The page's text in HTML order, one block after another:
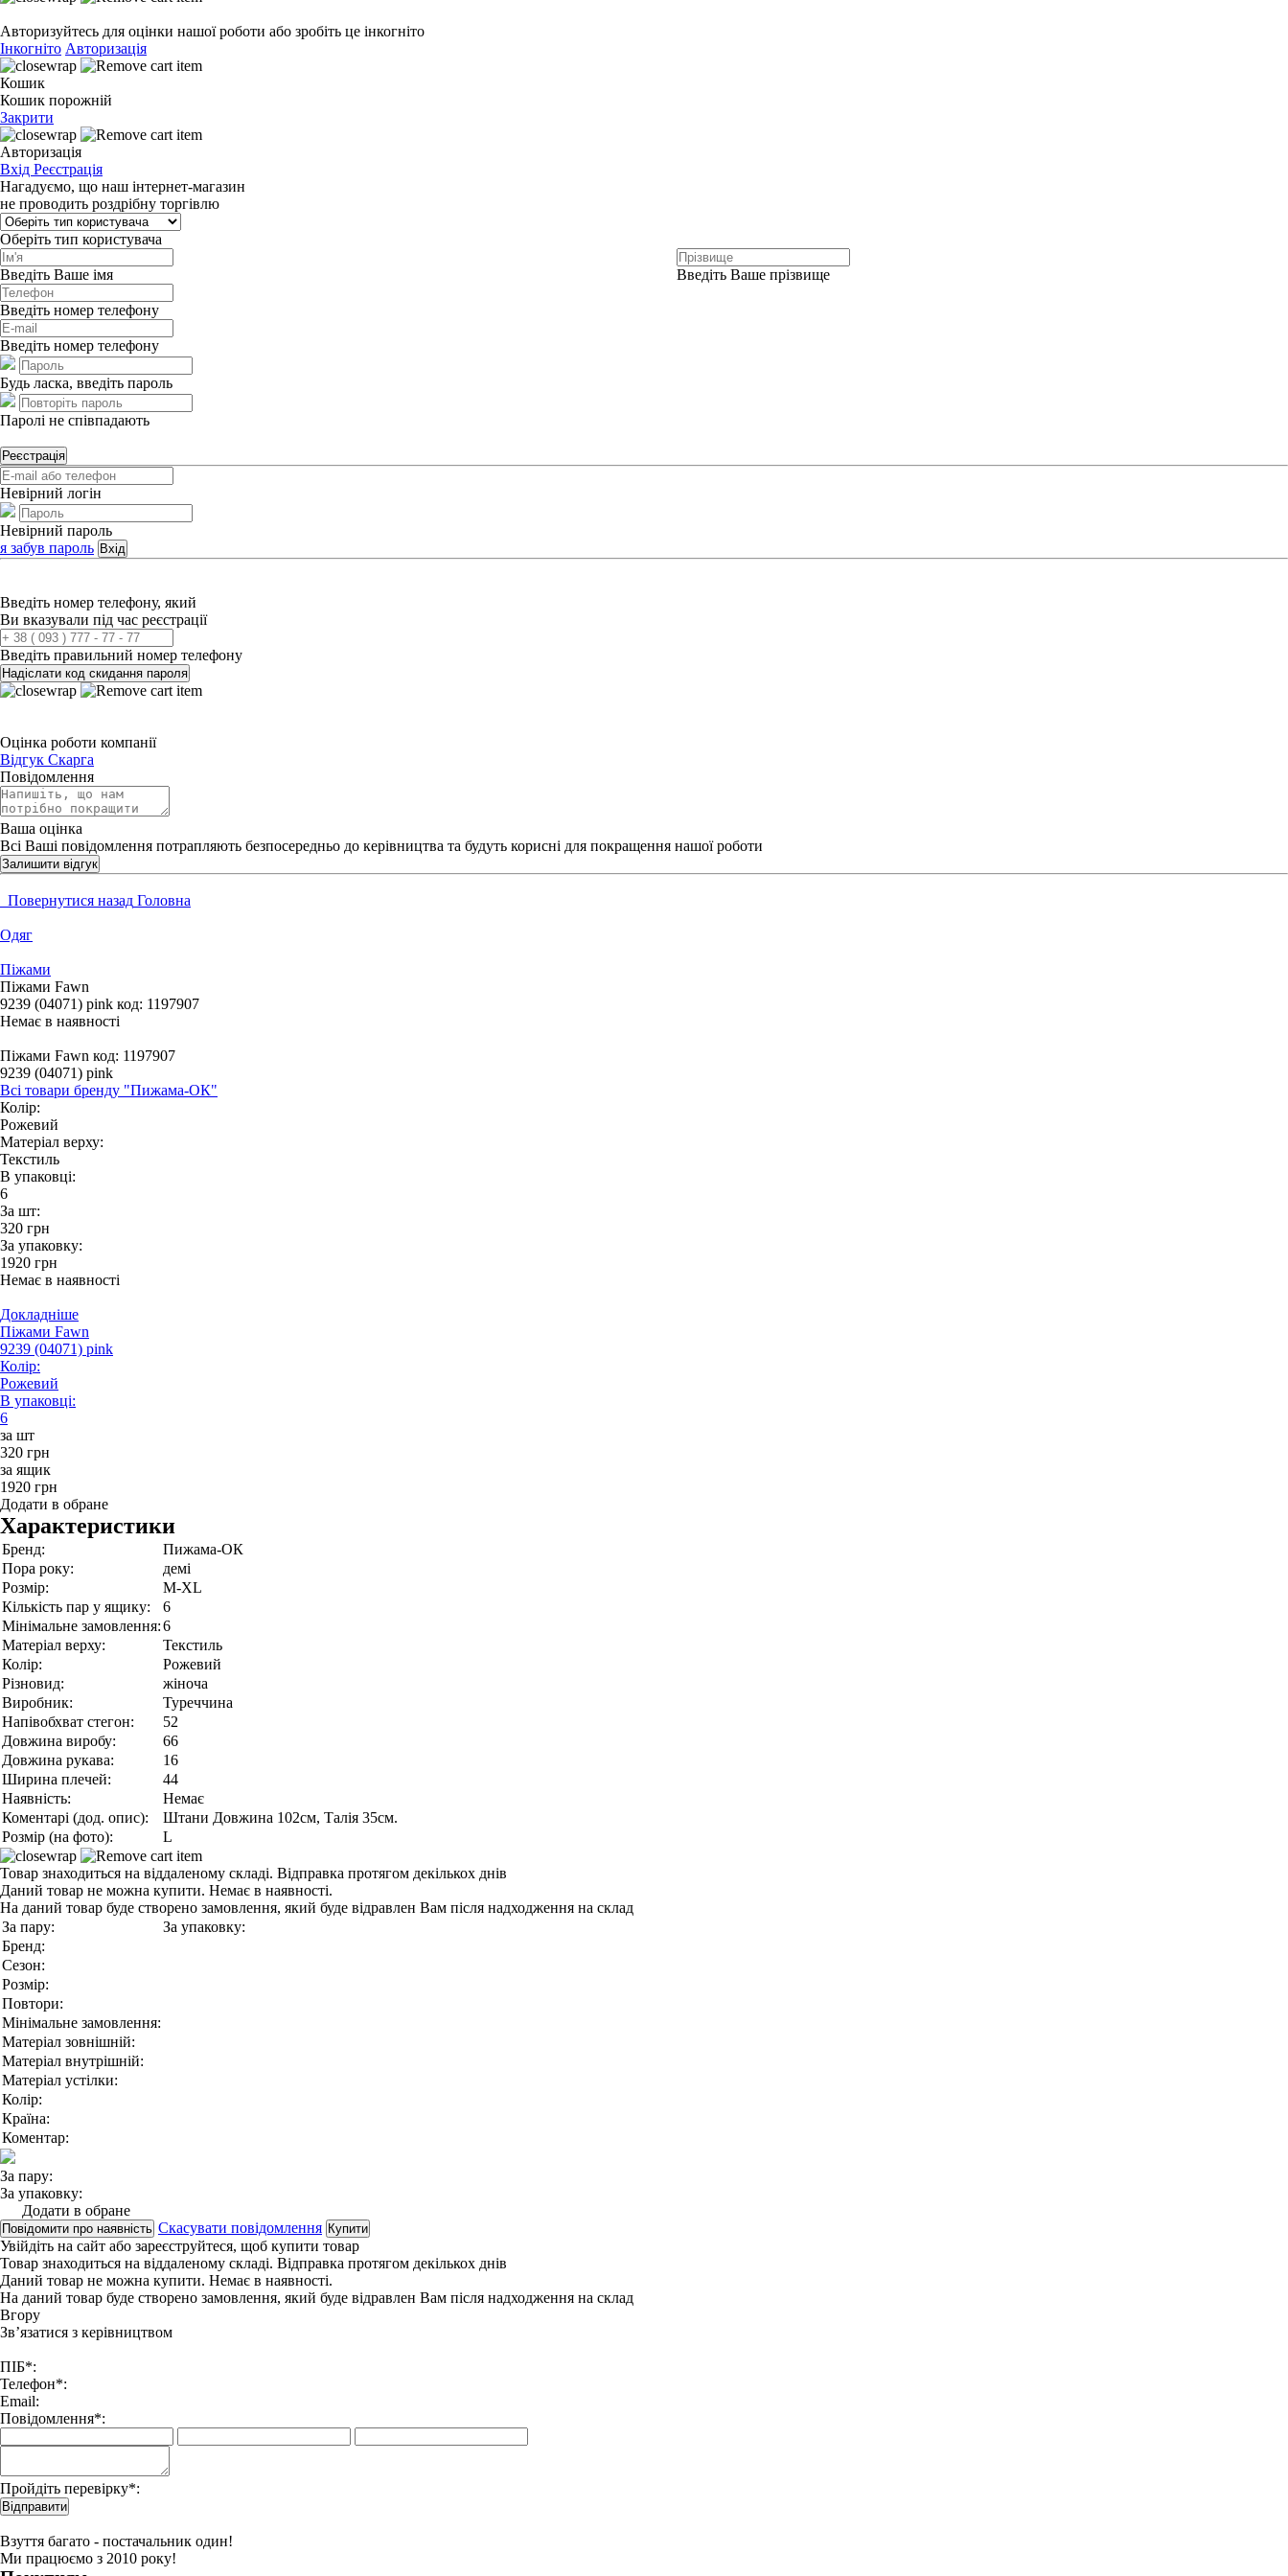
Авторизуйтесь для оцінки нашої роботи або зробіть це інкогніто
Інкогніто Авторизація
Кошик
Кошик порожній
Закрити
Авторизація
Вхід Реєстрація
Нагадуємо, що наш інтернет-магазин
не проводить роздрібну торгівлю
Оберіть тип користувача
Введіть Ваше імя Введіть Ваше прізвище
Введіть номер телефону
Введіть номер телефону
Будь ласка, введіть пароль
Паролі не співпадають
Реєстрація
Невірний логін
Невірний пароль
я забув пароль Вхід
Введіть номер телефону, який
Ви вказували під час реєстрації
Введіть правильний номер телефону
Надіслати код скидання пароля
Оцінка роботи компанії
Відгук Скарга
Повідомлення
Ваша оцінка
Всі Ваші повідомлення потрапляють безпосередньо до керівництва та будуть корисні для покращення нашої роботи
Залишити відгук
Повернутися назад Головна
Одяг
Піжами
Піжами Fawn
9239 (04071) pink код: 1197907
Немає в наявності
Піжами Fawn код: 1197907
9239 (04071) pink
Всі товари бренду "Пижама-ОК"
Колір:
Рожевий
Матеріал верху:
Текстиль
В упаковці:
6
За шт:
320 грн
За упаковку:
1920 грн
Немає в наявності
Докладніше
Піжами Fawn
9239 (04071) pink
Колір:
Рожевий
В упаковці:
6
за шт
320 грн
за ящик
1920 грн
Додати в обране
Характеристики
Бренд:
Пижама-ОК
Пора року:
демі
Розмір:
M-XL
Кількість пар у ящику:
6
Мінімальне замовлення:6
Матеріал верху:
Текстиль
Колір:
Рожевий
Різновид:
жіноча
Виробник:
Туреччина
Напівобхват стегон:
52
Довжина виробу:
66
Довжина рукава:
16
Ширина плечей:
44
Наявність:
Немає
Коментарі (дод. опис):
Штани Довжина 102см, Талія 35см.
Розмір (на фото):
L
Товар знаходиться на віддаленому складі. Відправка протягом декількох днів
Даний товар не можна купити. Немає в наявності.
На даний товар буде створено замовлення, який буде відравлен Вам після надходження на склад
За пару:
За упаковку:
Бренд:
Сезон:
Розмір:
Повтори:
Мінімальне замовлення:
Матеріал зовнішній:
Матеріал внутрішній:
Матеріал устілки:
Колір:
Країна:
Коментар:
За пару:
За упаковку:
Додати в обране
Повідомити про наявність Скасувати повідомлення Купити
Увійдіть на сайт або зареєструйтеся, щоб купити товар
Товар знаходиться на віддаленому складі. Відправка протягом декількох днів
Даний товар не можна купити. Немає в наявності.
На даний товар буде створено замовлення, який буде відравлен Вам після надходження на склад
Вгору
Зв’язатися з керівництвом
ПІБ*:
Телефон*:
Email:
Повідомлення*:
Пройдіть перевірку*:
Відправити
Взуття багато - постачальник один!
Ми працюємо з 2010 року!